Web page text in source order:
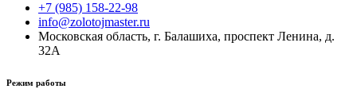
+7 (985) 158-22-98
info@zolotojmaster.ru
Московская область, г. Балашиха, проспект Ленина, д.
32А
Режим работы